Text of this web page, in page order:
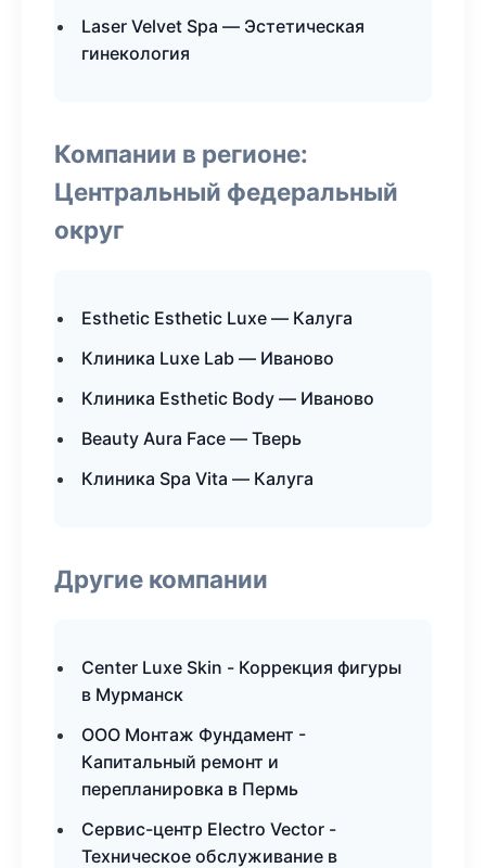
Laser Velvet Spa — Эстетическая
гинекология
Компании в регионе:
Центральный федеральный
округ
Esthetic Esthetic Luxe — Калуга
Клиника Luxe Lab — Иваново
Клиника Esthetic Body — Иваново
Beauty Aura Face — Тверь
Клиника Spa Vita — Калуга
Другие компании
Center Luxe Skin - Коррекция фигуры
в Мурманск
ООО Монтаж Фундамент -
Капитальный ремонт и
перепланировка в Пермь
Сервис-центр Electro Vector -
Техническое обслуживание в